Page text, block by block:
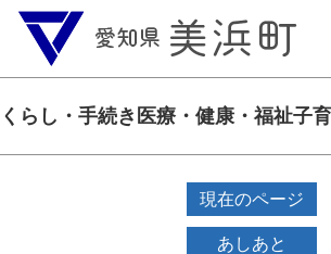
くらし・手続き 医療・健康・福祉子
現在のページ
あしあと